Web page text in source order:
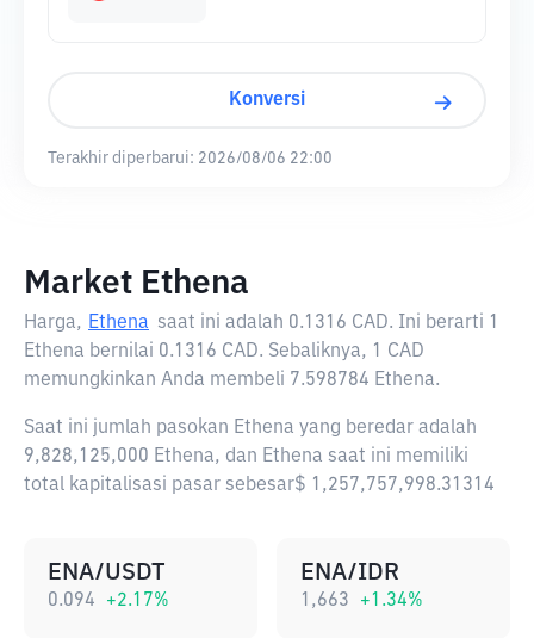
Konversi
Terakhir diperbarui: 2026/08/06 22:00
Market Ethena
Harga, Ethena saat ini adalah 0.1316 CAD. Ini berarti 1
Ethena bernilai 0.1316 CAD. Sebaliknya, 1 CAD
memungkinkan Anda membeli 7.598784 Ethena.
Saat ini jumlah pasokan Ethena yang beredar adalah
9,828,125,000 Ethena, dan Ethena saat ini memiliki
total kapitalisasi pasar sebesar$ 1,257,757,998.31314
ENA/USDT
0.094 +2.17%
ENA/IDR
1,663 +1.34%